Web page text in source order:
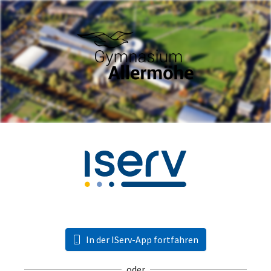
In der IServ-App fortfahren